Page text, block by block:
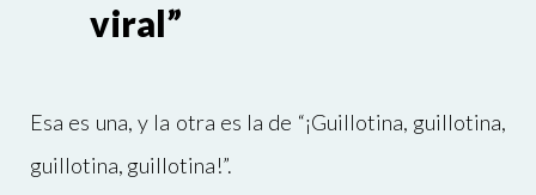
viral”
Esa es una, y la otra es la de “¡Guillotina, guillotina,
guillotina, guillotina!”.